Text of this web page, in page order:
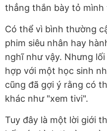
thẳng thắn bày tỏ mình
Có thể vì bình thường
phim siêu nhân hay
nghĩ như vậy. Nhưng
hợp với một học sinh
cũng đã gợi ý rằng có
khác như "xem tivi".
Tuy đây là một lời giới